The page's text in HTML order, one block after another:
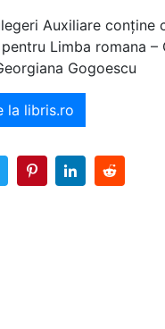
Auxiliare conține
Limba romana –
Gogoescu
la libris.ro